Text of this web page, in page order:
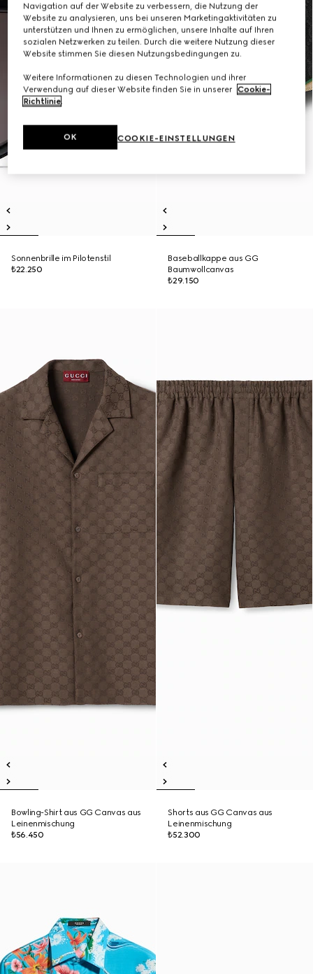
Sonnenbrille im Pilotenstil
₺22.250
Baseballkappe aus GG
Baumwollcanvas
₺29.150
Bowling-Shirt aus GG Canvas aus
Leinenmischung
₺56.450
Shorts aus GG Canvas aus
Leinenmischung
₺52.300
Navigation auf der Website zu verbessern, die Nutzung der
Website zu analysieren, uns bei unseren Marketingaktivitäten zu
unterstützen und Ihnen zu ermöglichen, unsere Inhalte auf Ihren
sozialen Netzwerken zu teilen. Durch die weitere Nutzung dieser
Website stimmen Sie diesen Nutzungsbedingungen zu.
Weitere Informationen zu diesen Technologien und ihrer
Verwendung auf dieser Website finden Sie in unserer Cookie-
Richtlinie.
COOKIE-EINSTELLUNGEN
OK